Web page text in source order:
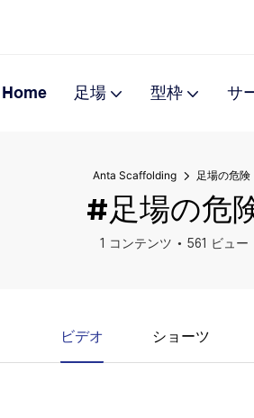
Home 足場 型枠 サ
Anta Scaffolding 足場の危険
#足場の危
1 コンテンツ 561 ビュー
ビデオ ショーツ